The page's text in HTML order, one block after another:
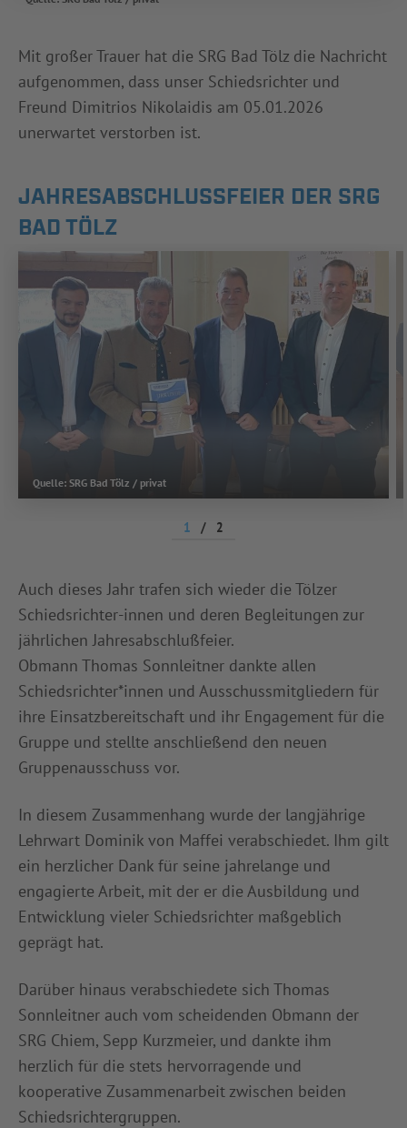
Mit großer Trauer hat die SRG Bad Tölz die Nachricht
aufgenommen, dass unser Schiedsrichter und
Freund Dimitrios Nikolaidis am 05.01.2026
unerwartet verstorben ist.
JAHRESABSCHLUSSFEIER DER SRG B
AD TÖLZ
Quelle: SRG Bad Tölz / privat
1 / 2
Auch dieses Jahr trafen sich wieder die Tölzer
Schiedsrichter-innen und deren Begleitungen zur
jährlichen Jahresabschlußfeier.
Obmann Thomas Sonnleitner dankte allen
Schiedsrichter*innen und Ausschussmitgliedern für
ihre Einsatzbereitschaft und ihr Engagement für die
Gruppe und stellte anschließend den neuen
Gruppenausschuss vor.
In diesem Zusammenhang wurde der langjährige
Lehrwart Dominik von Maffei verabschiedet. Ihm gilt
ein herzlicher Dank für seine jahrelange und
engagierte Arbeit, mit der er die Ausbildung und
Entwicklung vieler Schiedsrichter maßgeblich
geprägt hat.
Darüber hinaus verabschiedete sich Thomas
Sonnleitner auch vom scheidenden Obmann der
SRG Chiem, Sepp Kurzmeier, und dankte ihm
herzlich für die stets hervorragende und
kooperative Zusammenarbeit zwischen beiden
Schiedsrichtergruppen.